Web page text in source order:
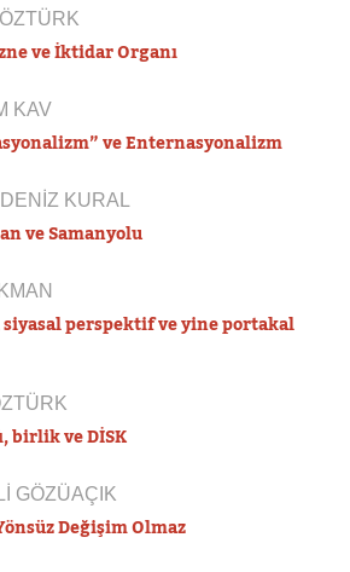
ve İktidar Organı
KAV
ve Enternasyonalizm
KURAL
ve Samanyolu
siyasal perspektif ve yine portakal
birlik ve DİSK
GÖZÜAÇIK
Değişim Olmaz